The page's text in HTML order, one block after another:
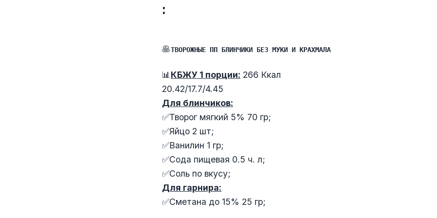
:
🥞ТВОРОЖНЫЕ ПП БЛИНЧИКИ БЕЗ МУКИ И КРАХМАЛА
📊 КБЖУ 1 порции: 266 Ккал
20.42/17.7/4.45
Для блинчиков:
✅Творог мягкий 5% 70 гр;
✅Яйцо 2 шт;
✅Ванилин 1 гр;
✅Сода пищевая 0.5 ч. л;
✅Соль по вкусу;
Для гарнира:
✅Сметана до 15% 25 гр;